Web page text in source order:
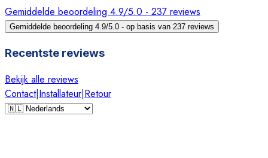
Gemiddelde beoordeling 4.9/5.0 - 237 reviews
Gemiddelde beoordeling 4.9/5.0 - op basis van 237 reviews
Recentste reviews
Bekijk alle reviews
Contact|Installateur|Retour